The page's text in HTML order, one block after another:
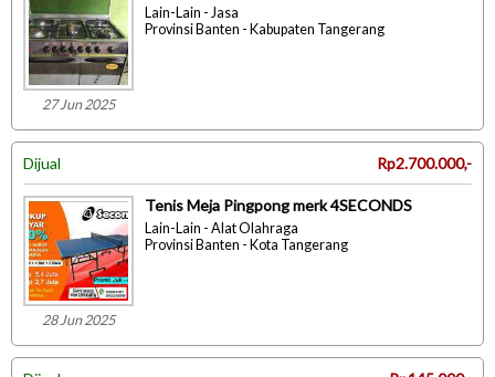
27 Jun 2025
Lain-Lain - Jasa
Provinsi Banten - Kabupaten Tangerang
Dijual Rp2.700.000,-
28 Jun 2025
Tenis Meja Pingpong merk 4SECONDS
Lain-Lain - Alat Olahraga
Provinsi Banten - Kota Tangerang